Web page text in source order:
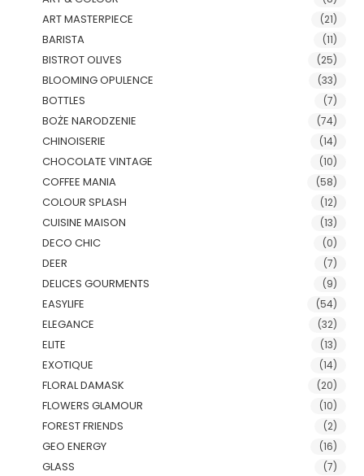
ART MASTERPIECE (21)
BARISTA (11)
BISTROT OLIVES (25)
BLOOMING OPULENCE (33)
BOTTLES (7)
BOŻE NARODZENIE (74)
CHINOISERIE (14)
CHOCOLATE VINTAGE (10)
COFFEE MANIA (58)
COLOUR SPLASH (12)
CUISINE MAISON (13)
DECO CHIC (0)
DEER (7)
DELICES GOURMENTS (9)
EASYLIFE (54)
ELEGANCE (32)
ELITE (13)
EXOTIQUE (14)
FLORAL DAMASK (20)
FLOWERS GLAMOUR (10)
FOREST FRIENDS (2)
GEO ENERGY (16)
GLASS (7)